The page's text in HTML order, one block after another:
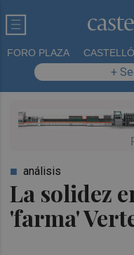
FORO PLAZA
+
La solidez
'farma'
análisis